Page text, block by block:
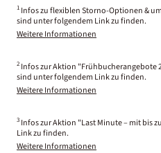
1 Infos zu flexiblen Storno-Optionen &
sind unter folgendem Link zu finden.
Weitere Informationen
2 Infos zur Aktion "Frühbucherangebote
sind unter folgendem Link zu finden.
Weitere Informationen
3 Infos zur Aktion "Last Minute – mit bis
Link zu finden.
Weitere Informationen